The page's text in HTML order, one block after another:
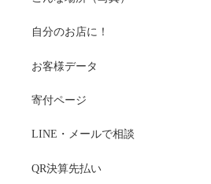
自分のお店に！
お客様データ
寄付ページ
LINE・メールで相談
QR決算先払い